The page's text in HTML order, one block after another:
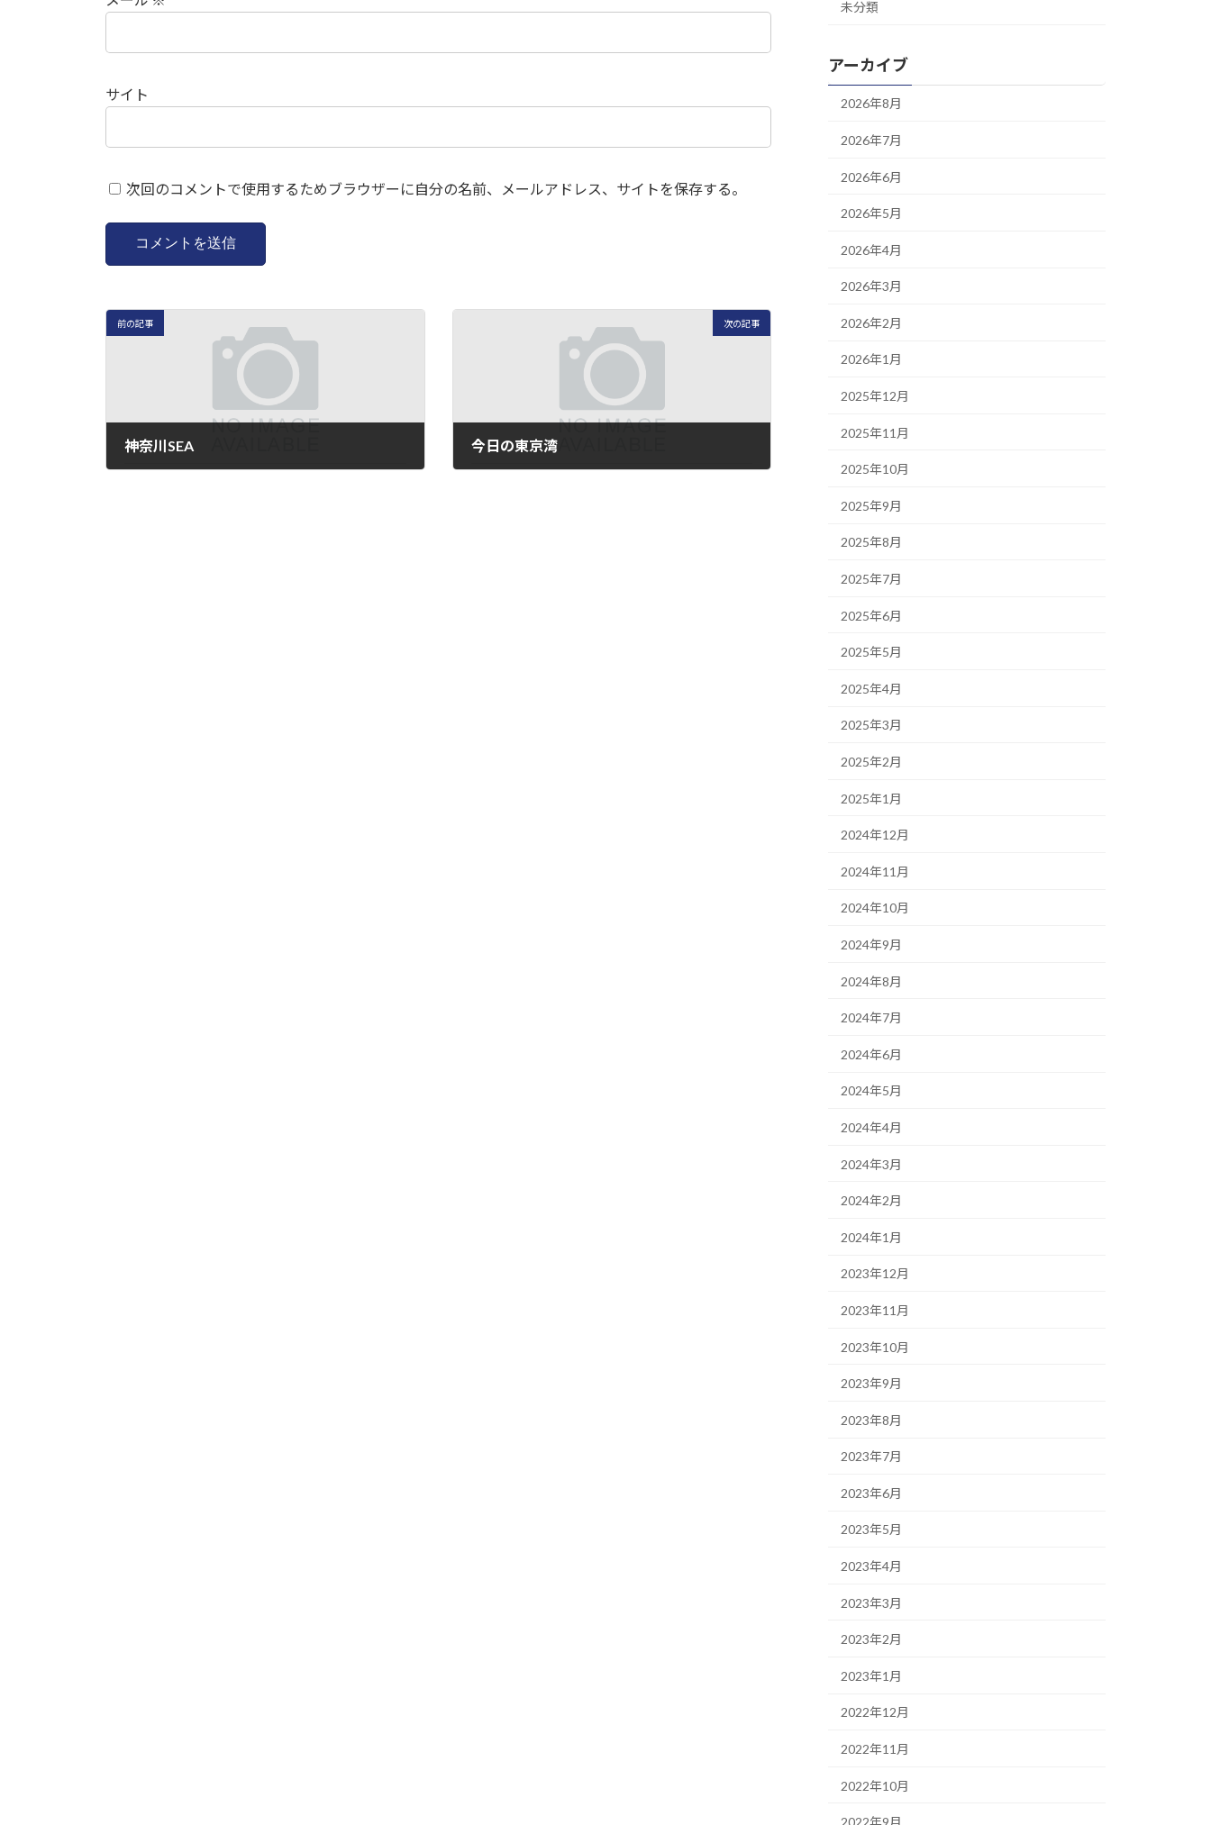
サイト
次回のコメントで使用するためブラウザーに自分の名前、メールアドレス、サイトを保存する。
前の記事
神奈川SEA
次の記事
今日の東京湾
未分類
アーカイブ
2026年8月
2026年7月
2026年6月
2026年5月
2026年4月
2026年3月
2026年2月
2026年1月
2025年12月
2025年11月
2025年10月
2025年9月
2025年8月
2025年7月
2025年6月
2025年5月
2025年4月
2025年3月
2025年2月
2025年1月
2024年12月
2024年11月
2024年10月
2024年9月
2024年8月
2024年7月
2024年6月
2024年5月
2024年4月
2024年3月
2024年2月
2024年1月
2023年12月
2023年11月
2023年10月
2023年9月
2023年8月
2023年7月
2023年6月
2023年5月
2023年4月
2023年3月
2023年2月
2023年1月
2022年12月
2022年11月
2022年10月